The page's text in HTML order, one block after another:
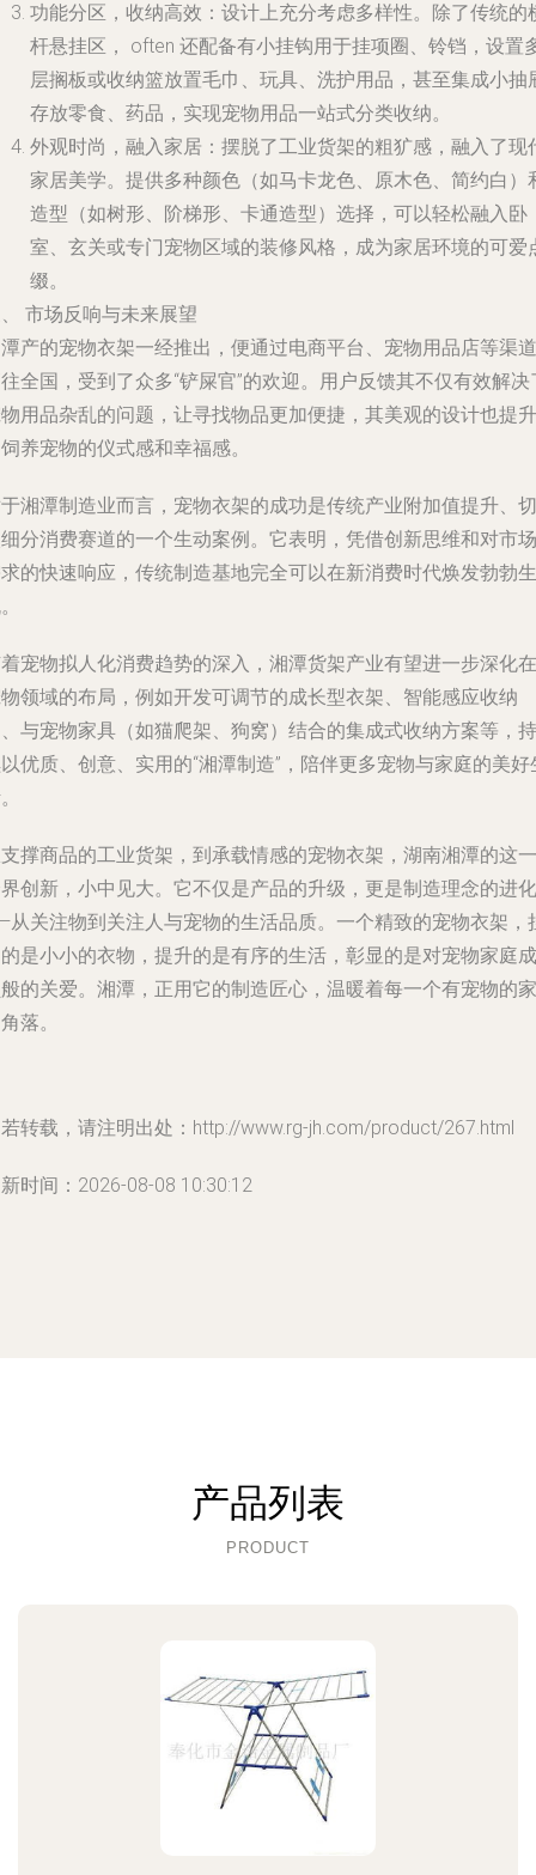
功能分区，收纳高效 ：设计上充分考虑多样性。除了传统的
杆悬挂区， often 还配备有小挂钩用于挂项圈、铃铛，设置
层搁板或收纳篮放置毛巾、玩具、洗护用品，甚至集成小抽
存放零食、药品，实现宠物用品一站式分类收纳。
外观时尚，融入家居 ：摆脱了工业货架的粗犷感，融入了现
家居美学。提供多种颜色（如马卡龙色、原木色、简约白）
造型（如树形、阶梯形、卡通造型）选择，可以轻松融入卧
室、玄关或专门宠物区域的装修风格，成为家居环境的可爱
缀。
市场反响与未来展望
产的宠物衣架一经推出，便通过电商平台、宠物用品店等渠道
全国，受到了众多“铲屎官”的欢迎。用户反馈其不仅有效解决
用品杂乱的问题，让寻找物品更加便捷，其美观的设计也提升
养宠物的仪式感和幸福感。
湘潭制造业而言，宠物衣架的成功是传统产业附加值提升、切
分消费赛道的一个生动案例。它表明，凭借创新思维和对市场
的快速响应，传统制造基地完全可以在新消费时代焕发勃勃生
宠物拟人化消费趋势的深入，湘潭货架产业有望进一步深化在
领域的布局，例如开发可调节的成长型衣架、智能感应收纳
与宠物家具（如猫爬架、狗窝）结合的集成式收纳方案等，持
优质、创意、实用的“湘潭制造”，陪伴更多宠物与家庭的美好
撑商品的工业货架，到承载情感的宠物衣架，湖南湘潭的这一
创新，小中见大。它不仅是产品的升级，更是制造理念的进化
关注物到关注人与宠物的生活品质。一个精致的宠物衣架，
是小小的衣物，提升的是有序的生活，彰显的是对宠物家庭成
的关爱。湘潭，正用它的制造匠心，温暖着每一个有宠物的家
落。
转载，请注明出处：http://www.rg-jh.com/product/267.html
时间：2026-08-08 10:30:12
产品列表
PRODUCT